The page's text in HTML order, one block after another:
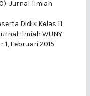
Jurnal Ilmiah
Didik Kelas 11
Ilmiah WUNY
1, Februari 2015